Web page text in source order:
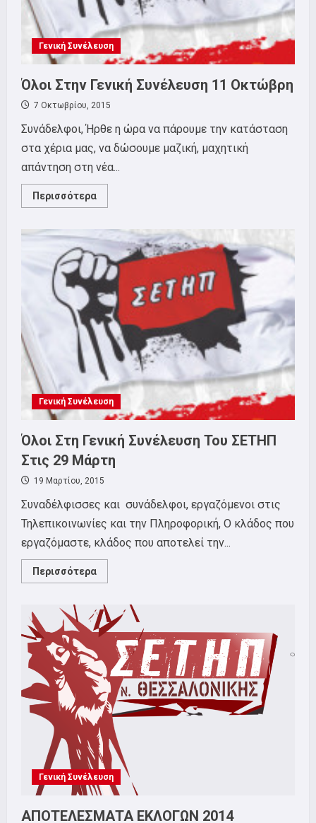
Γενική Συνέλευση
Όλοι Στην Γενική Συνέλευση 11 Οκτώβρη
7 Οκτωβρίου, 2015
Συνάδελφοι, Ήρθε η ώρα να πάρουμε την κατάσταση
στα χέρια μας, να δώσουμε μαζική, μαχητική
απάντηση στη νέα...
Περισσότερα
more
Στην
Γενική
Συνέλευση
11
Οκτώβρη
Γενική Συνέλευση
Όλοι Στη Γενική Συνέλευση Του ΣΕΤΗΠ
Στις 29 Μάρτη
19 Μαρτίου, 2015
Συναδέλφισσες και συνάδελφοι, εργαζόμενοι στις
Τηλεπικοινωνίες και την Πληροφορική, Ο κλάδος που
εργαζόμαστε, κλάδος που αποτελεί την...
Περισσότερα
more
Στη
Γενική
Συνέλευση
Του
ΣΕΤΗΠ
Στις
29
Μάρτη
Γενική Συνέλευση
ΑΠΟΤΕΛΕΣΜΑΤΑ ΕΚΛΟΓΩΝ 2014